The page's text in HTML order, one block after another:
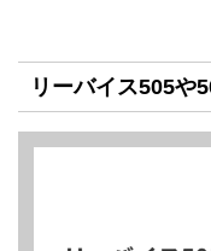
リーバイス505や